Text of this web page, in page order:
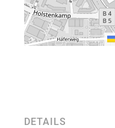
DETAILS